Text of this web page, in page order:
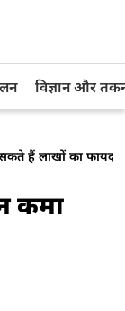
विज्ञान और
हैं लाखों का फायदा
कमा